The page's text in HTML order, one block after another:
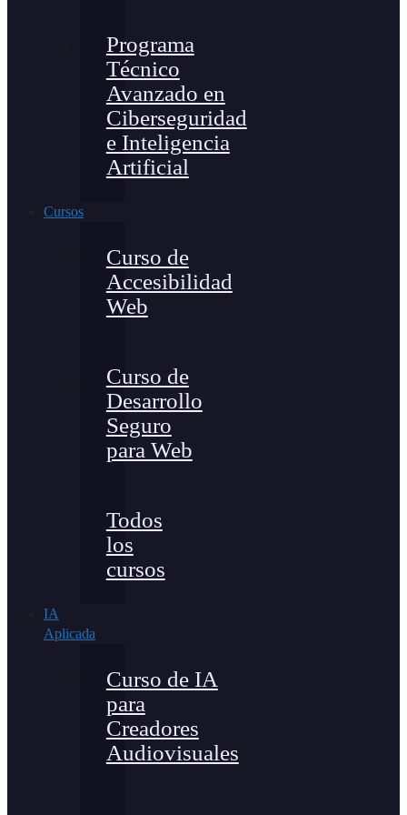
Programa
Técnico
Avanzado en
Ciberseguridad
e Inteligencia
Artificial
Cursos
Curso de
Accesibilidad
Web
Curso de
Desarrollo
Seguro
para Web
Todos
los
cursos
IA
Aplicada
Curso de IA
para
Creadores
Audiovisuales